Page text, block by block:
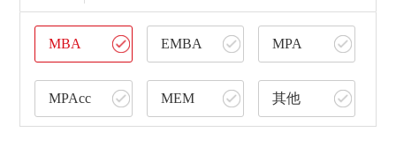
MBA EMBA MPA
MPAcc MEM 其他